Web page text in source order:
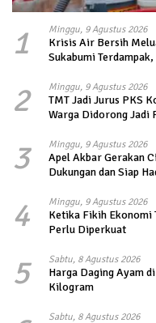
1 Minggu, 9 Agustus 2026
Krisis Air Bersih
Sukabumi
2 Minggu, 9 Agustus 2026
TMT Jadi Jurus PKS
Warga Didorong Jadi
3 Minggu, 9 Agustus 2026
Apel Akbar Gerakan
Dukungan dan Siap
4 Minggu, 9 Agustus 2026
Ketika Fikih
Perlu Diperkuat
5 Sabtu, 8 Agustus 2026
Harga Daging Ayam
Kilogram
Sabtu, 8 Agustus 2026